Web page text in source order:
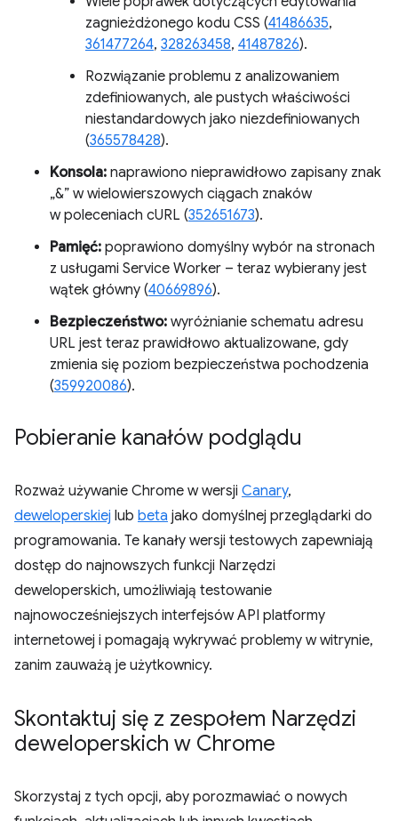
zagnieżdżonego kodu CSS (41486635,
361477264, 328263458, 41487826).
Rozwiązanie problemu z analizowaniem
zdefiniowanych, ale pustych właściwości
niestandardowych jako niezdefiniowanych
(365578428).
Konsola: naprawiono nieprawidłowo zapisany znak
„&” w wielowierszowych ciągach znaków
w poleceniach cURL (352651673).
Pamięć: poprawiono domyślny wybór na stronach
z usługami Service Worker – teraz wybierany jest
wątek główny (40669896).
Bezpieczeństwo: wyróżnianie schematu adresu
URL jest teraz prawidłowo aktualizowane, gdy
zmienia się poziom bezpieczeństwa pochodzenia
(359920086).
Pobieranie kanałów podglądu
Rozważ używanie Chrome w wersji Canary,
deweloperskiej lub beta jako domyślnej przeglądarki do
programowania. Te kanały wersji testowych zapewniają
dostęp do najnowszych funkcji Narzędzi
deweloperskich, umożliwiają testowanie
najnowocześniejszych interfejsów API platformy
internetowej i pomagają wykrywać problemy w witrynie,
zanim zauważą je użytkownicy.
Skontaktuj się z zespołem Narzędzi
deweloperskich w Chrome
Skorzystaj z tych opcji, aby porozmawiać o nowych